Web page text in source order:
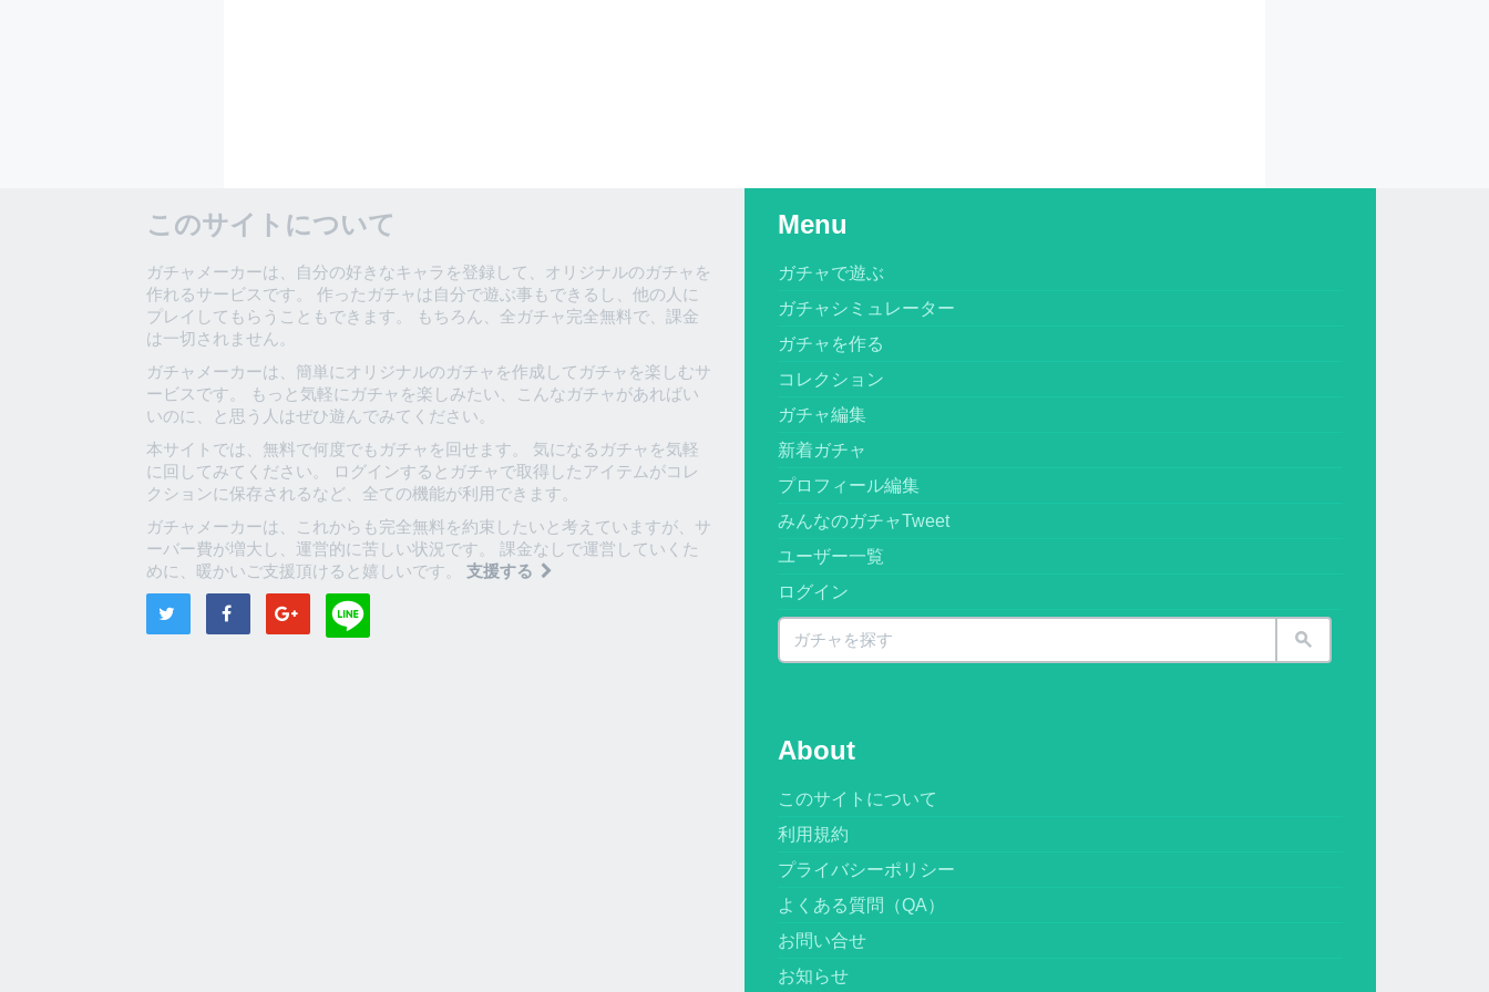
このサイトについて
ガチャメーカーは、自分の好きなキャラを登録して、オリジナルのガチャを
作れるサービスです。 作ったガチャは自分で遊ぶ事もできるし、他の人に
プレイしてもらうこともできます。 もちろん、全ガチャ完全無料で、課金
は一切されません。
ガチャメーカーは、簡単にオリジナルのガチャを作成してガチャを楽しむサ
ービスです。 もっと気軽にガチャを楽しみたい、こんなガチャがあればい
いのに、と思う人はぜひ遊んでみてください。
本サイトでは、無料で何度でもガチャを回せます。 気になるガチャを気軽
に回してみてください。 ログインするとガチャで取得したアイテムがコレ
クションに保存されるなど、全ての機能が利用できます。
ガチャメーカーは、これからも完全無料を約束したいと考えていますが、サ
ーバー費が増大し、運営的に苦しい状況です。 課金なしで運営していくた
めに、暖かいご支援頂けると嬉しいです。 支援する
Menu
ガチャで遊ぶ
ガチャシミュレーター
ガチャを作る
コレクション
ガチャ編集
新着ガチャ
プロフィール編集
みんなのガチャTweet
ユーザー一覧
ログイン
About
このサイトについて
利用規約
プライバシーポリシー
よくある質問（QA）
お問い合せ
お知らせ